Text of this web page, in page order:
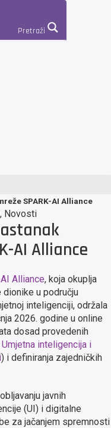
Pretraži
SPARK-AI Alliance
, Novosti
AI Alliance
Alliance, koja okuplja
u području
inteligenciji, održala
2026. godine u online
dosad provedenih
Umjetna inteligencija i
) i definiranja zajedničkih
javnih
(UI) i digitalne
za jačanjem spremnosti